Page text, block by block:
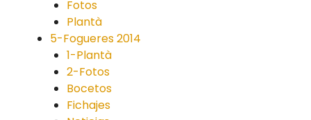
Fotos
Plantà
5-Fogueres 2014
1-Plantà
2-Fotos
Bocetos
Fichajes